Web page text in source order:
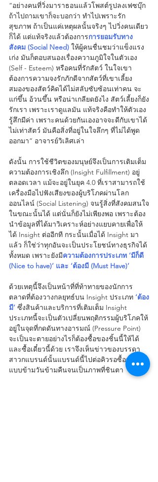
“อย่างคนที่วิ่งมาราธอนแล้วโพสต์รูปลงเฟซบุ๊ก
ถ้าไปถามเขาก็จะบอกว่า ทำไปเพราะรัก
สุขภาพ ถ้าเป็นแค่เหตุผลนั้นจริงๆ ไปวิ่งคนเดียว
ก็ได้ แต่แท้จริงแล้วต้องการการยอมรับทาง
สังคม (Social Need) ให้ผู้คนชื่นชมว่าแข็งแรง
เก่ง มันก็ตอบสนองเรื่องความภูมิใจในตัวเอง
(Self - Esteem) หรือคนที่รักสัตว์ ในใจเขา
ต้องการความจงรักภักดีจากสัตว์ที่เขาเลี้ยง
สมองของสัตว์คิดได้ไม่สลับซับซ้อนเท่าคน จะ
แก่ขึ้น อ้วนขึ้น หรือน่าเกลียดยังไง สัตว์เลี้ยงก็ยัง
รักเรา เพราะเราดูแลมัน แท้จริงคือทำให้ตัวเอง
รู้สึกมีค่า เพราะคนด้วยกันเองอาจจะดีกับเขาได้
ไม่เท่าสัตว์ มันคือสิ่งที่อยู่ในใจลึกๆ ที่ไม่ได้พูด
ออกมา” อาจารย์วิเลิศเล่า
ดังนั้น การใช้ชีวิตของมนุษย์จึงเป็นการเติมเต็ม
ความต้องการเชิงลึก (Insight Fulfillment) อยู่
ตลอดเวลา แม้จะอยู่ในยุค 4.0 ที่เราสามารถใช้
เครื่องมือไปฟังเสียงของผู้บริโภคผ่านโลก
ออนไลน์ (Social Listening) จนรู้สิ่งที่สังคมสนใจ
ในขณะนั้นได้ แต่นั่นก็ยังไม่เพียงพอ เพราะต้อง
นำข้อมูลที่ได้มาวิเคราะห์อย่างแยบคายเพื่อให้
ได้ Insight ต่ออีกที กระนั้นเมื่อได้ Insight มา
แล้ว ก็ใช่ว่าทุกอันจะเป็นประโยชน์ทางธุรกิจได้
ทั้งหมด เพราะยังมีความต้องการประเภท ‘มีก็ดี
(Nice to have)’ และ ‘ต้องมี (Must Have)’
ด้วยเหตุนี้จึงเป็นหน้าที่ที่ท้าทายของนักการ
ตลาดที่ต้องวางกลยุทธ์บน Insight ประเภท ‘ต้อง
มี’ ซึ่งสินค้าและบริการที่เติมเต็ม Insight
ประเภทนี้จะเป็นตัวเปลี่ยนพฤติกรรมผู้บริโภคให้
อยู่ในจุดที่กดดันทางอารมณ์ (Pressure Point)
จะเป็นจะตายอย่างไรก็ต้องซื้อของชิ้นนี้ให้ได้
และซื้อเดี๋ยวนี้ด้วย เราจึงเห็นข่าวของบรรดา
สาวกแบรนด์นั้นแบรนด์นี้ไปต่อคิวรอซื้อของ
แบบข้ามวันข้ามคืนจนเป็นภาพที่ชินตา